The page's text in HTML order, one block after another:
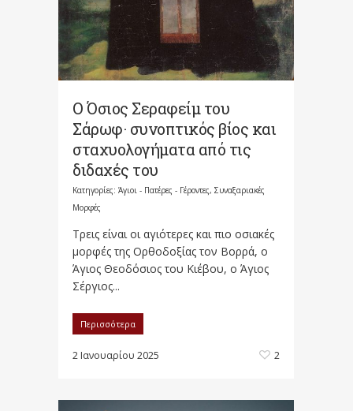
O Όσιος Σεραφείμ του
Σάρωφ· συνοπτικός βίος και
σταχυολογήματα από τις
διδαχές του
Κατηγορίες: Άγιοι - Πατέρες - Γέροντες, Συναξαριακές
Μορφές
Τρεις είναι οι αγιότερες και πιο οσιακές
μορφές της Ορθοδοξίας τον Βορρά, ο
Άγιος Θεοδόσιος του Κιέβου, ο Άγιος
Σέργιος...
Περισσότερα
2 Ιανουαρίου 2025 2